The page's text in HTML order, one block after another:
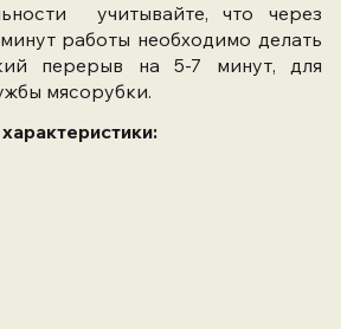
учитывайте, что через
работы необходимо делать
перерыв на 5-7 минут, для
мясорубки.